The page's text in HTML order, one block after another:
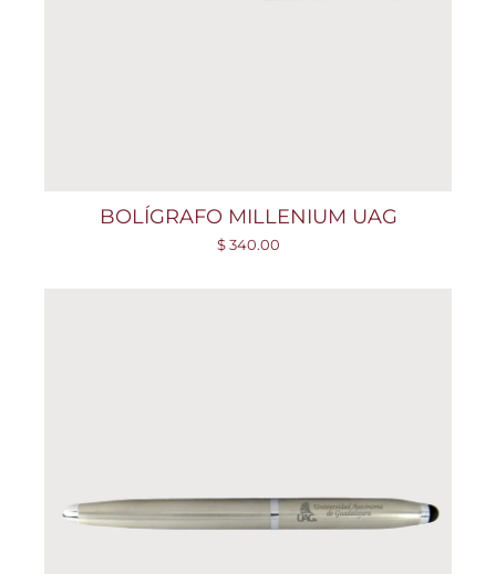
BOLÍGRAFO MILLENIUM UAG
$ 340.00